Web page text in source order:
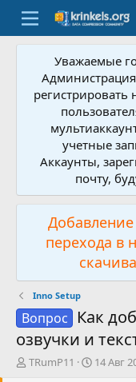
Уважаемые
регистрировать
учетные
Аккаунты,
почту,
перехода в
Inno Setup
Вопрос
Как
озвучки и
А
TRumP11
Д
14 Авг